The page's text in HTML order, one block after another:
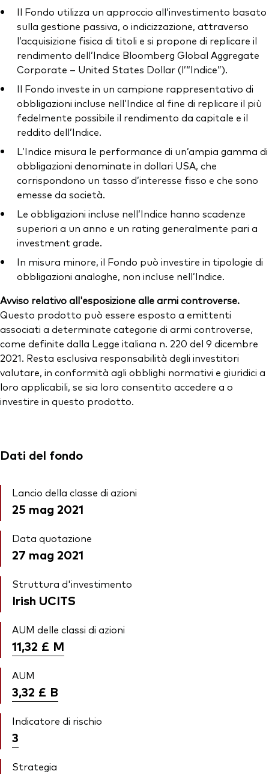
Il Fondo utilizza un approccio all’investimento basato
sulla gestione passiva, o indicizzazione, attraverso
l’acquisizione fisica di titoli e si propone di replicare il
rendimento dell’Indice Bloomberg Global Aggregate
Corporate – United States Dollar (l’“Indice”).
Il Fondo investe in un campione rappresentativo di
obbligazioni incluse nell’Indice al fine di replicare il più
fedelmente possibile il rendimento da capitale e il
reddito dell’Indice.
L’Indice misura le performance di un’ampia gamma di
obbligazioni denominate in dollari USA, che
corrispondono un tasso d’interesse fisso e che sono
emesse da società.
Le obbligazioni incluse nell’Indice hanno scadenze
superiori a un anno e un rating generalmente pari a
investment grade.
In misura minore, il Fondo può investire in tipologie di
obbligazioni analoghe, non incluse nell’Indice.
Avviso relativo all'esposizione alle armi controverse.
Questo prodotto può essere esposto a emittenti
associati a determinate categorie di armi controverse,
come definite dalla Legge italiana n. 220 del 9 dicembre
2021. Resta esclusiva responsabilità degli investitori
valutare, in conformità agli obblighi normativi e giuridici a
loro applicabili, se sia loro consentito accedere a o
investire in questo prodotto.
Dati del fondo
Lancio della classe di azioni
25 mag 2021
Data quotazione
27 mag 2021
Struttura d'investimento
Irish UCITS
AUM delle classi di azioni
11,32 £ M
AUM
3,32 £ B
Indicatore di rischio
3
Strategia